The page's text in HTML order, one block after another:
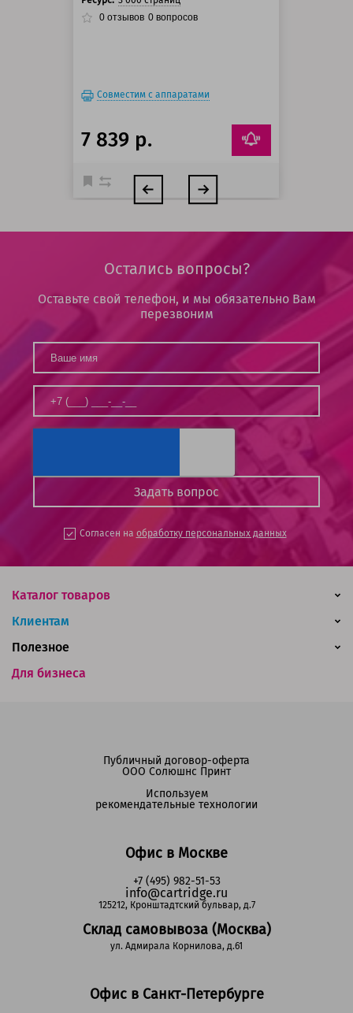
0 отзывов 0 вопросов
Совместим с аппаратами
7 839 р.
Остались вопросы?
Оставьте свой телефон, и мы обязательно Вам
перезвоним
Согласен на обработку персональных данных
Каталог товаров
Клиентам
Для бизнеса
Полезное
Офис в Москве
+7 (495) 982-51-53
info@cartridge.ru
125212, Кронштадтский бульвар, д.7
Склад самовывоза (Москва)
ул. Адмирала Корнилова, д.61
Офис в Санкт-Петербурге
Публичный договор-оферта
ООО Солюшнс Принт
Используем
рекомендательные технологии